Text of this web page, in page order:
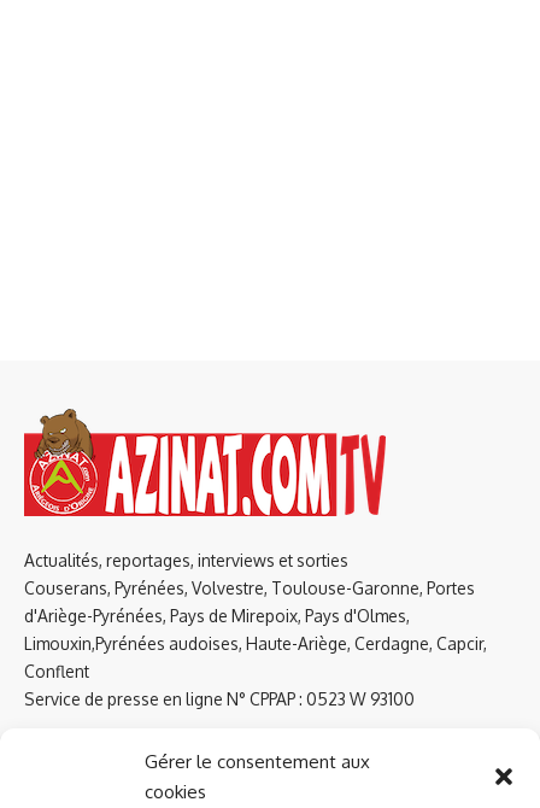
Gérer le consentement aux
cookies
Actualités, reportages, interviews et sorties
Couserans, Pyrénées, Volvestre, Toulouse-Garonne, Portes
d'Ariège-Pyrénées, Pays de Mirepoix, Pays d'Olmes,
Limouxin,Pyrénées audoises, Haute-Ariège, Cerdagne, Capcir,
Conflent
Service de presse en ligne N° CPPAP : 0523 W 93100